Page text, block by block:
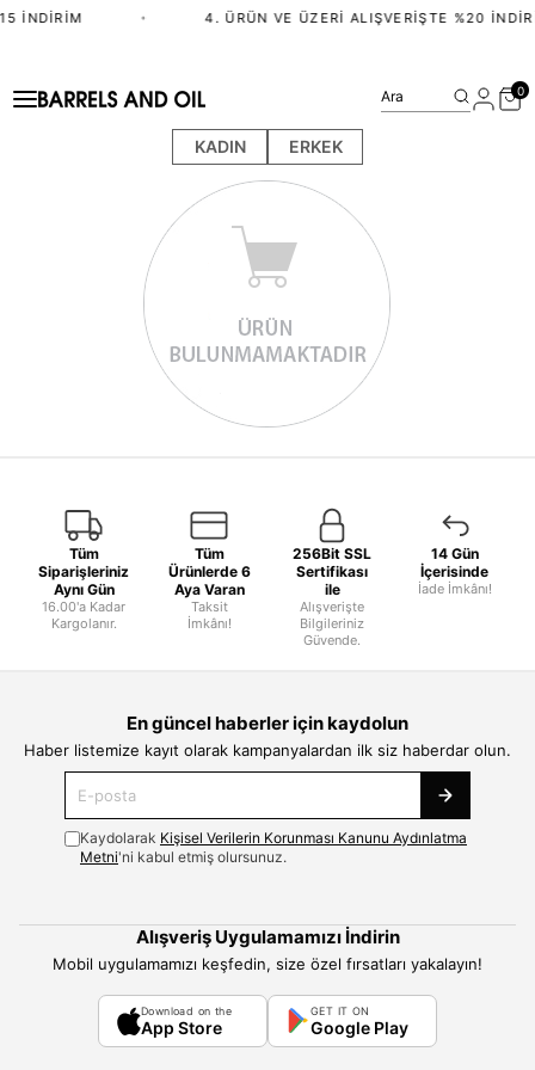
İNDIRIM • 4. ÜRÜN VE ÜZERI ALIŞVERIŞTE %20
KADIN ERKEK
Ara 0
Tüm
Siparişleriniz
Aynı Gün
16.00'a Kadar
Kargolanır.
Tüm
Ürünlerde 6
Aya Varan
Taksit
İmkânı!
256Bit SSL
Sertifikası
ile
Alışverişte
Bilgileriniz
Güvende.
14 Gün
İçerisinde
İade İmkânı!
En güncel haberler için kaydolun
Haber listemize kayıt olarak kampanyalardan ilk siz haberdar olun.
Kaydolarak Kişisel Verilerin Korunması Kanunu Aydınlatma
Metni'ni kabul etmiş olursunuz.
Alışveriş Uygulamamızı İndirin
Mobil uygulamamızı keşfedin, size özel fırsatları yakalayın!
Download on the
App Store
GET IT ON
Google Play